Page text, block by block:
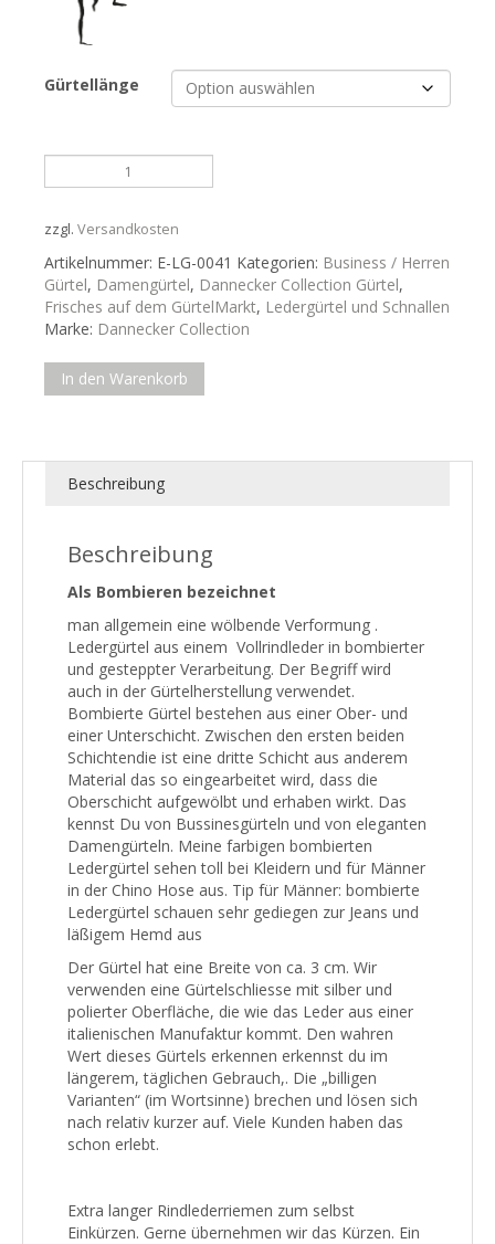
Gürtellänge
Ledergürtel
einer
ital.
Manufaktur
Menge
zzgl. Versandkosten
Artikelnummer: E-LG-0041 Kategorien: Business / Herren
Gürtel, Damengürtel, Dannecker Collection Gürtel,
Frisches auf dem GürtelMarkt, Ledergürtel und Schnallen
Marke: Dannecker Collection
In den Warenkorb
Beschreibung
Beschreibung
Als Bombieren bezeichnet
man allgemein eine wölbende Verformung .
Ledergürtel aus einem Vollrindleder in bombierter
und gesteppter Verarbeitung. Der Begriff wird
auch in der Gürtelherstellung verwendet.
Bombierte Gürtel bestehen aus einer Ober- und
einer Unterschicht. Zwischen den ersten beiden
Schichtendie ist eine dritte Schicht aus anderem
Material das so eingearbeitet wird, dass die
Oberschicht aufgewölbt und erhaben wirkt. Das
kennst Du von Bussinesgürteln und von eleganten
Damengürteln. Meine farbigen bombierten
Ledergürtel sehen toll bei Kleidern und für Männer
in der Chino Hose aus. Tip für Männer: bombierte
Ledergürtel schauen sehr gediegen zur Jeans und
läßigem Hemd aus
Der Gürtel hat eine Breite von ca. 3 cm. Wir
verwenden eine Gürtelschliesse mit silber und
polierter Oberfläche, die wie das Leder aus einer
italienischen Manufaktur kommt. Den wahren
Wert dieses Gürtels erkennen erkennst du im
längerem, täglichen Gebrauch,. Die „billigen
Varianten“ (im Wortsinne) brechen und lösen sich
nach relativ kurzer auf. Viele Kunden haben das
schon erlebt.
Extra langer Rindlederriemen zum selbst
Einkürzen. Gerne übernehmen wir das Kürzen. Ein